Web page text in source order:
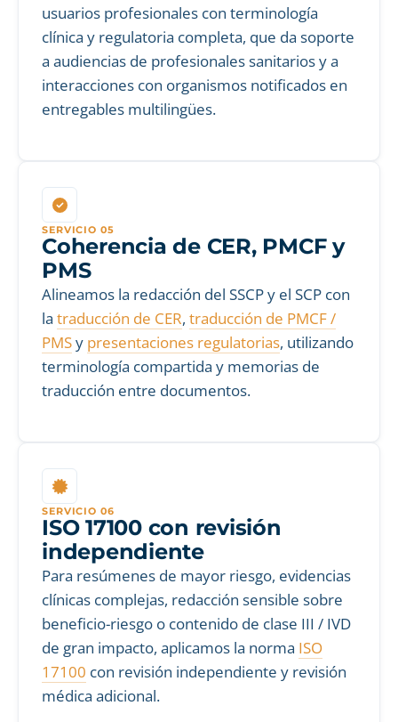
usuarios profesionales con terminología
clínica y regulatoria completa, que da soporte
a audiencias de profesionales sanitarios y a
interacciones con organismos notificados en
entregables multilingües.
SERVICIO 05
Coherencia de CER, PMCF y
PMS
Alineamos la redacción del SSCP y el SCP con
la traducción de CER, traducción de PMCF /
PMSy presentaciones regulatorias, utilizando
terminología compartida y memorias de
traducción entre documentos.
SERVICIO 06
ISO 17100 con revisión
independiente
Para resúmenes de mayor riesgo, evidencias
clínicas complejas, redacción sensible sobre
beneficio-riesgo o contenido de clase III / IVD
de gran impacto, aplicamos la norma ISO
17100 con revisión independiente y revisión
médica adicional.